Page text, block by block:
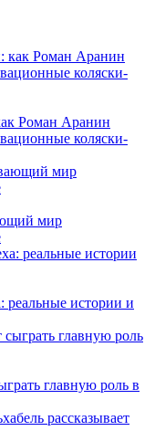
Роман Аранин
коляски-
мир
реальные истории и
главную роль в